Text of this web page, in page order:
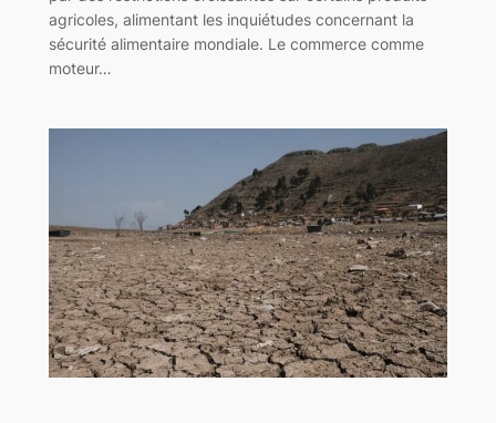
agricoles, alimentant les inquiétudes concernant la
sécurité alimentaire mondiale. Le commerce comme
moteur…